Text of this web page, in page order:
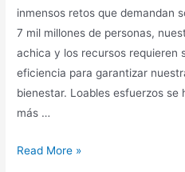
inmensos retos que demandan
7 mil millones de personas,
achica y los recursos requieren
eficiencia para garantizar
bienestar. Loables esfuerzos
más …
Read More »